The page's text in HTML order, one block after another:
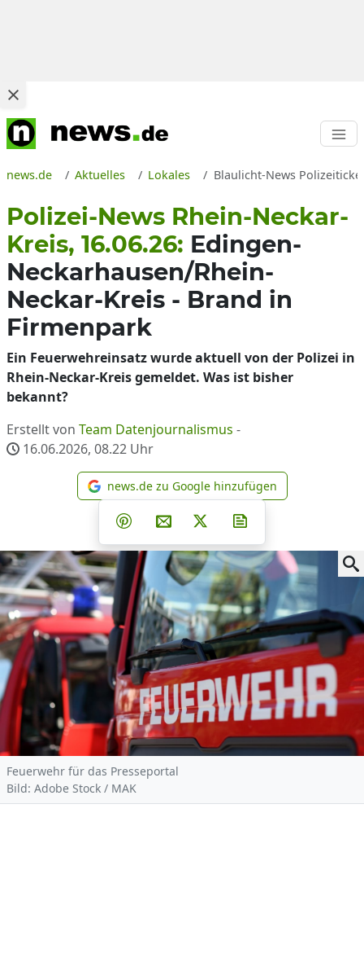
news.de Aktuelles Lokales Blaulicht-News
Polizei-News Rhein-Neckar-
Kreis, 16.06.26: Edingen-
Neckarhausen/Rhein-
Neckar-Kreis - Brand in
Firmenpark
Ein Feuerwehreinsatz wurde aktuell von der Polizei in
Rhein-Neckar-Kreis gemeldet. Was ist bisher
bekannt?
Erstellt von Team Datenjournalismus -
16.06.2026, 08.22 Uhr
news.de zu Google
news.de zu Google hinzufügen
Teilen auf Facebook
Teilen auf Whatsapp
Teilen auf Telegram
Teilen auf Pinterest
Per E-Mail teilen
Post auf X
Feuerwehr für das Presseportal
Bild: Adobe Stock / MAK